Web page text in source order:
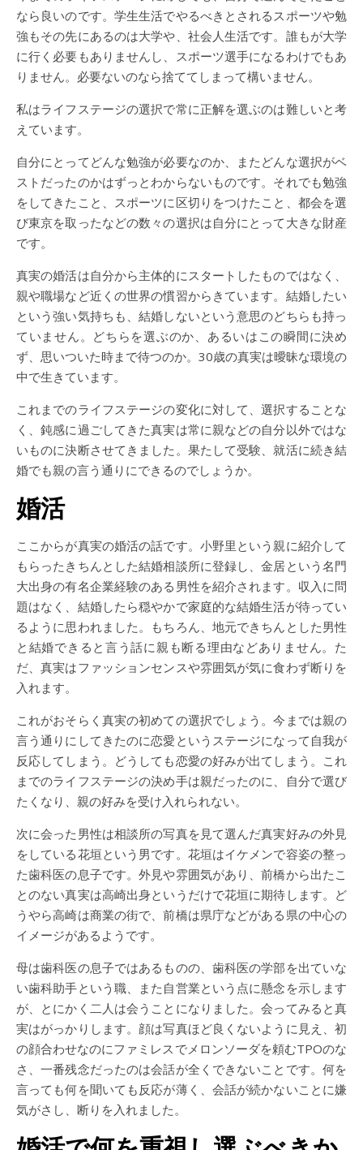
なら良いのです。学生生活でやるべきとされるスポーツや勉
強もその先にあるのは大学や、社会人生活です。誰もが大学
に行く必要もありませんし、スポーツ選手になるわけでもあ
りません。必要ないのなら捨ててしまって構いません。
私はライフステージの選択で常に正解を選ぶのは難しいと考
えています。
自分にとってどんな勉強が必要なのか、またどんな選択がベ
ストだったのかはずっとわからないものです。それでも勉強
をしてきたこと、スポーツに区切りをつけたこと、都会を選
び東京を取ったなどの数々の選択は自分にとって大きな財産
です。
真実の婚活は自分から主体的にスタートしたものではなく、
親や職場など近くの世界の慣習からきています。結婚したい
という強い気持ちも、結婚しないという意思のどちらも持っ
ていません。どちらを選ぶのか、あるいはこの瞬間に決め
ず、思いついた時まで待つのか。30歳の真実は曖昧な環境の
中で生きています。
これまでのライフステージの変化に対して、選択することな
く、鈍感に過ごしてきた真実は常に親などの自分以外ではな
いものに決断させてきました。果たして受験、就活に続き結
婚でも親の言う通りにできるのでしょうか。
婚活
ここからが真実の婚活の話です。小野里という親に紹介して
もらったきちんとした結婚相談所に登録し、金居という名門
大出身の有名企業経験のある男性を紹介されます。収入に問
題はなく、結婚したら穏やかで家庭的な結婚生活が待ってい
るように思われました。もちろん、地元できちんとした男性
と結婚できると言う話に親も断る理由などありません。た
だ、真実はファッションセンスや雰囲気が気に食わず断りを
入れます。
これがおそらく真実の初めての選択でしょう。今までは親の
言う通りにしてきたのに恋愛というステージになって自我が
反応してしまう。どうしても恋愛の好みが出てしまう。これ
までのライフステージの決め手は親だったのに、自分で選び
たくなり、親の好みを受け入れられない。
次に会った男性は相談所の写真を見て選んだ真実好みの外見
をしている花垣という男です。花垣はイケメンで容姿の整っ
た歯科医の息子です。外見や雰囲気があり、前橋から出たこ
とのない真実は高崎出身というだけで花垣に期待します。ど
うやら高崎は商業の街で、前橋は県庁などがある県の中心の
イメージがあるようです。
母は歯科医の息子ではあるものの、歯科医の学部を出ていな
い歯科助手という職、また自営業という点に懸念を示します
が、とにかく二人は会うことになりました。会ってみると真
実はがっかりします。顔は写真ほど良くないように見え、初
の顔合わせなのにファミレスでメロンソーダを頼むTPOのな
さ、一番残念だったのは会話が全くできないことです。何を
言っても何を聞いても反応が薄く、会話が続かないことに嫌
気がさし、断りを入れました。